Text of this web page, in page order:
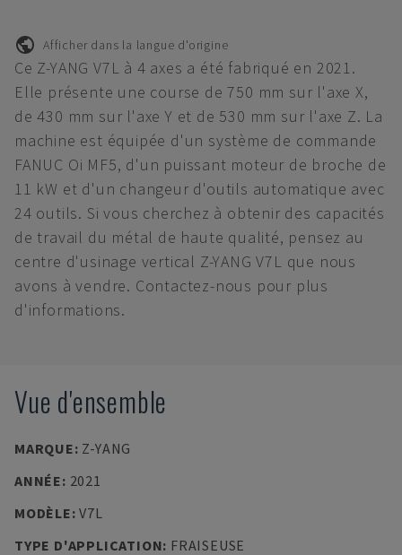
Afficher dans la langue d'origine
Ce Z-YANG V7L à 4 axes a été fabriqué en 2021.
Elle présente une course de 750 mm sur l'axe X,
de 430 mm sur l'axe Y et de 530 mm sur l'axe Z. La
machine est équipée d'un système de commande
FANUC Oi MF5, d'un puissant moteur de broche de
11 kW et d'un changeur d'outils automatique avec
24 outils. Si vous cherchez à obtenir des capacités
de travail du métal de haute qualité, pensez au
centre d'usinage vertical Z-YANG V7L que nous
avons à vendre. Contactez-nous pour plus
d'informations.
Vue d'ensemble
MARQUE: Z-YANG
ANNÉE: 2021
MODÈLE:V7L
TYPE D'APPLICATION: FRAISEUSE